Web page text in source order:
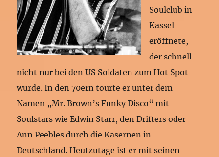
Soulclub in
Kassel
eröffnete,
der schnell
nicht nur bei den US Soldaten zum Hot Spot
wurde. In den 70ern tourte er unter dem
Namen „Mr. Brown’s Funky Disco“ mit
Soulstars wie Edwin Starr, den Drifters oder
Ann Peebles durch die Kasernen in
Deutschland. Heutzutage ist er mit seinen